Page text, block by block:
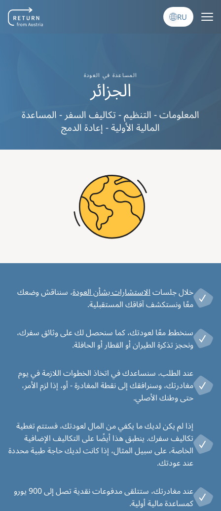
Перейти к основному содержаниюRU
المساعدة في العودة
الجزائر
المعلومات - التنظيم - تكاليف السفر - المساعدة
المالية الأولية - إعادة الدمج
خلال جلسات الاستشارات بشأن العودة، سنناقش وضعك
معًا ونستكشف آفاقك المستقبلية.
سنخطط معًا لعودتك، كما سنحصل لك على وثائق سفرك،
ونحجز تذكرة الطيران أو القطار أو الحافلة.
عند الطلب، سنساعدك في اتخاذ الخطوات اللازمة في يوم
مغادرتك، وسنرافقك إلى نقطة المغادرة - أو، إذا لزم الأمر،
حتى وطنك الأصلي.
إذا لم يكن لديك ما يكفي من المال لعودتك، فستتم تغطية
تكاليف سفرك. ينطبق هذا أيضًا على التكاليف الإضافية
الخاصة، على سبيل المثال، إذا كانت لديك حاجة طبية محددة
عند عودتك.
عند مغادرتك، ستتلقى مدفوعات نقدية تصل إلى 900 يورو
كمساعدة مالية أولية.